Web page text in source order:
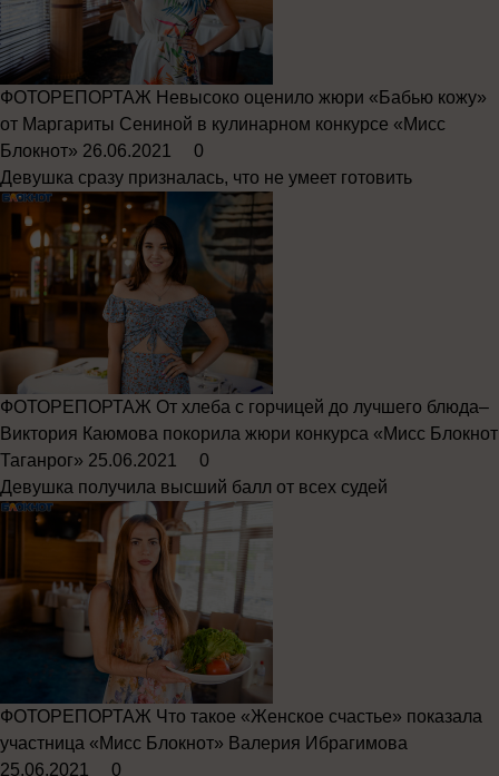
ФОТОРЕПОРТАЖ Невысоко оценило жюри «Бабью кожу»
от Маргариты Сениной в кулинарном конкурсе «Мисс
Блокнот» 26.06.2021
0
Девушка сразу призналась, что не умеет готовить
ФОТОРЕПОРТАЖ От хлеба с горчицей до лучшего блюда–
Виктория Каюмова покорила жюри конкурса «Мисс Блокнот
Таганрог» 25.06.2021
0
Девушка получила высший балл от всех судей
ФОТОРЕПОРТАЖ Что такое «Женское счастье» показала
участница «Мисс Блокнот» Валерия Ибрагимова
25.06.2021
0